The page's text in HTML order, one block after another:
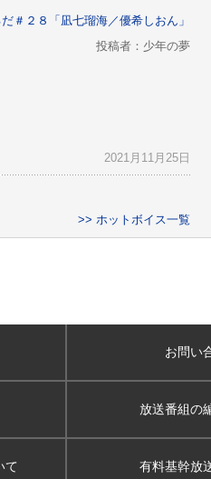
＃２８「凪七瑠海／優希しおん」
投稿者：少年の夢
2021月11月25日
>> ホットボイス一覧
お問い
放送番組の
て 有料基幹放